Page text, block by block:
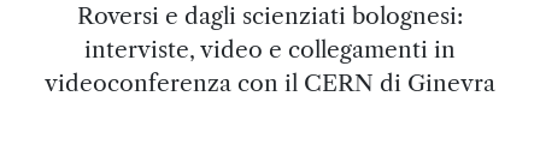
Roversi e dagli scienziati bolognesi:
interviste, video e collegamenti in
videoconferenza con il CERN di Ginevra